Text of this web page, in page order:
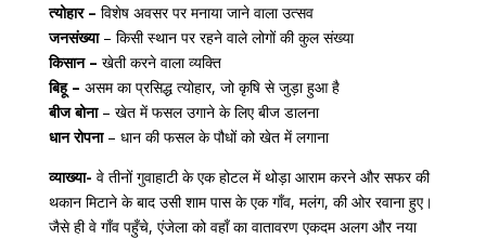
त्योहार – विशेष अवसर पर मनाया जाने वाला उत्सव
जनसंख्या– किसी स्थान पर रहने वाले लोगों की कुल संख्या
किसान – खेती करने वाला व्यक्ति
बिहू – असम का प्रसिद्ध त्योहार, जो कृषि से जुड़ा हुआ है
बीज बोना– खेत में फसल उगाने के लिए बीज डालना
धान रोपना– धान की फसल के पौधों को खेत में लगाना
व्याख्या- वे तीनों गुवाहाटी के एक होटल में थोड़ा आराम करने और सफर की
थकान मिटाने के बाद उसी शाम पास के एक गाँव, मलंग, की ओर रवाना हुए।
जैसे ही वे गाँव पहुँचे, एंजेला को वहाँ का वातावरण एकदम अलग और नया